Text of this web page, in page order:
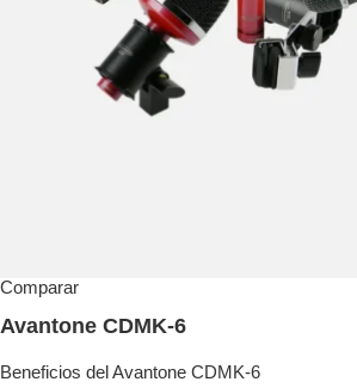
Comparar
Avantone CDMK-6
Beneficios del Avantone CDMK-6